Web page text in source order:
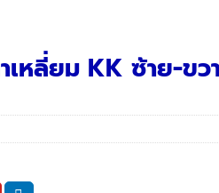
หลี่ยม KK ซ้าย-ขว